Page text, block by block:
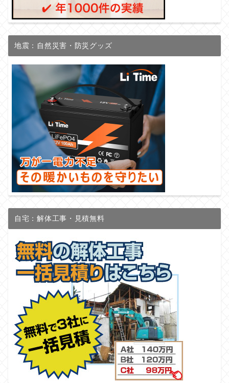
地震：自然災害・防災グッズ
自宅：解体工事・見積無料